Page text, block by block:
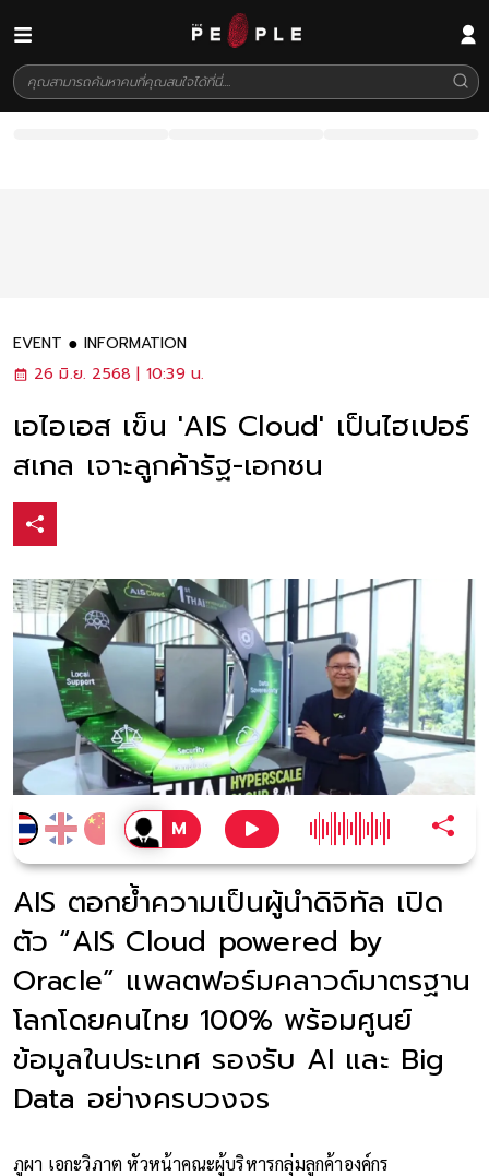
EVENT
INFORMATION
26 มิ.ย. 2568 | 10:39 น.
เอไอเอส เข็น 'AIS Cloud' เป็นไฮเปอร์
สเกล เจาะลูกค้ารัฐ-เอกชน
AIS ตอกย้ำความเป็นผู้นำดิจิทัล เปิด
ตัว “AIS Cloud powered by
Oracle” แพลตฟอร์มคลาวด์มาตรฐาน
โลกโดยคนไทย 100% พร้อมศูนย์
ข้อมูลในประเทศ รองรับ AI และ Big
Data อย่างครบวงจร
ภูผา เอกะวิภาต หัวหน้าคณะผู้บริหารกลุ่มลูกค้าองค์กร